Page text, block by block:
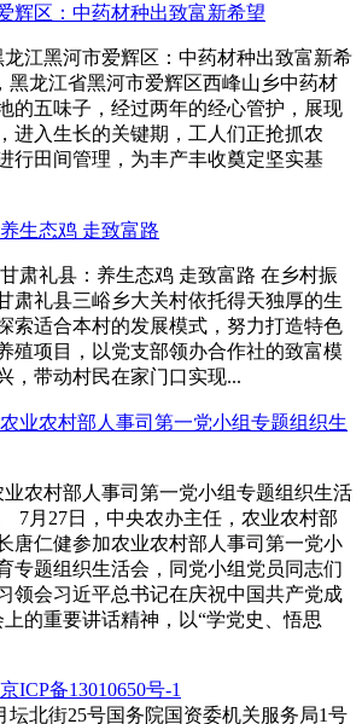
辉区：中药材种出致富新希望
市爱辉区：中药材种出致富新希
龙江省黑河市爱辉区西峰山乡中药材
的五味子，经过两年的经心管护，展现
进入生长的关键期，工人们正抢抓农
行田间管理，为丰产丰收奠定坚实基
生态鸡 走致富路
养生态鸡 走致富路 在乡村振
肃礼县三峪乡大关村依托得天独厚的生
索适合本村的发展模式，努力打造特色
殖项目，以党支部领办合作社的致富模
，带动村民在家门口实现...
业农村部人事司第一党小组专题组织生
农村部人事司第一党小组专题组织生活
27日，中央农办主任，农业农村部
唐仁健参加农业农村部人事司第一党小
专题组织生活会，同党小组党员同志们
领会习近平总书记在庆祝中国共产党成
上的重要讲话精神，以“学党史、悟思
京ICP备13010650号-1
坛北街25号国务院国资委机关服务局1号